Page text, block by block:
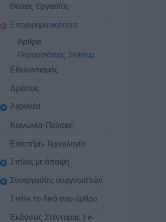
Θέσεις Εργασίας
Επιχειρηματικότητα
Άρθρα
Παρουσιάσεις Startup
Εθελοντισμός
Δράσεις
Αγρονέα
Κοινωνία-Πολιτική
Επιστήμη-Τεχνολογία
Στήλες με άποψη
Συνεργασίες αναγνωστών
Στείλε το δικό σου άρθρο
Εκδόσεις Στέντορας | e-